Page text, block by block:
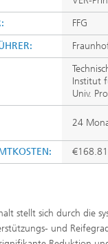
FFG
Institut
Univ.
24
stellt sich durch die
und